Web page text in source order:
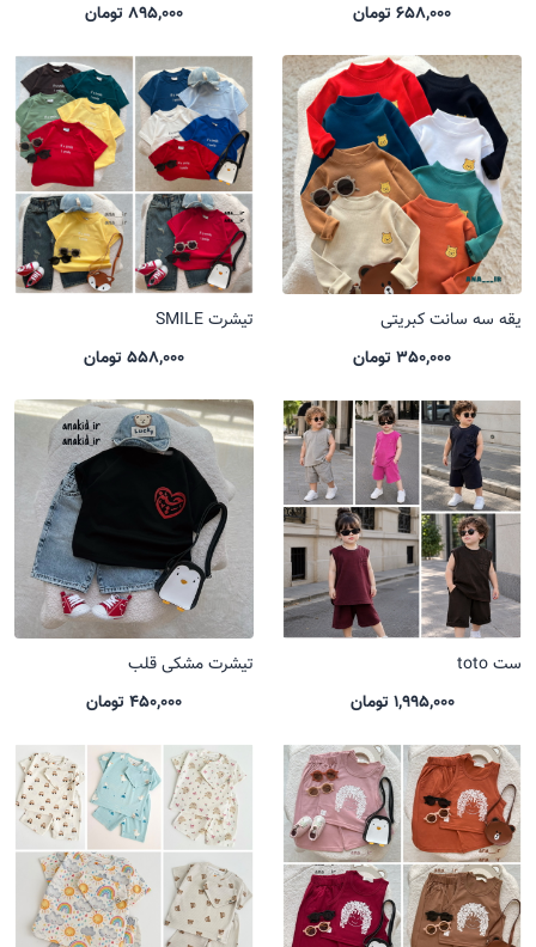
658,000 تومان
895,000 تومان
یقه سه سانت کبریتی
350,000 تومان
تیشرت SMILE
558,000 تومان
ست toto
1,995,000 تومان
تیشرت مشکی قلب
450,000 تومان